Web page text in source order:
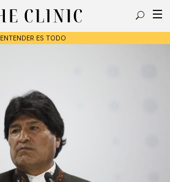
ENTENDER ES TODO
enter para buscar